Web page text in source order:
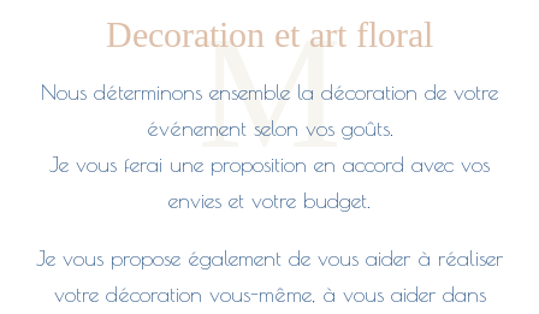
M
Decoration et art floral
Nous déterminons ensemble la décoration de votre
événement selon vos goûts.
Je vous ferai une proposition en accord avec vos
envies et votre budget.
Je vous propose également de vous aider à réaliser
votre décoration vous-même, à vous aider dans